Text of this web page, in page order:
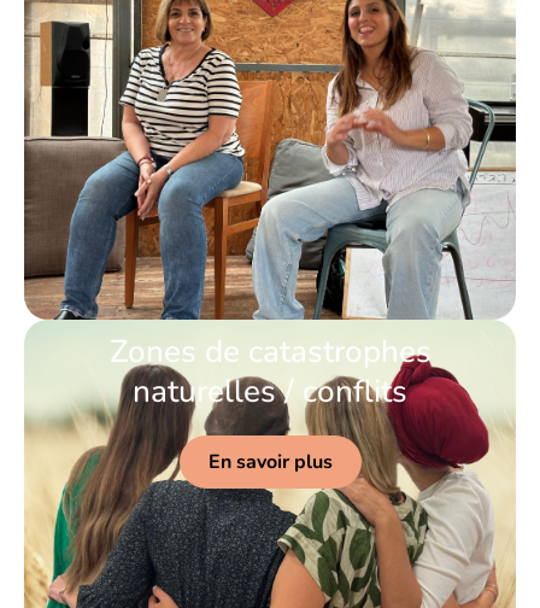
Zones de catastrophes
naturelles / conflits
En savoir plus